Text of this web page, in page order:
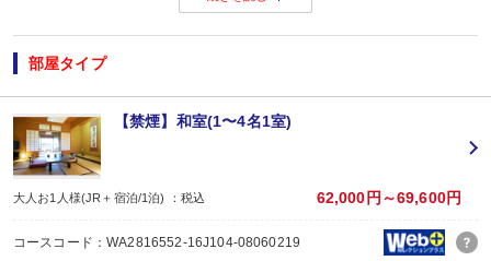
旅行の移動で排出されるCO2を埋め合わせ（オフセット）出来る仕組みとなっ
※カーボン・オフセットについて、詳しくはこちらをご覧ください。
◆ ◇ ◆ ◇ ◆ ◇ ◆ ◇ ◆
【連泊がお得♪】
２泊以上でお申し込みできる、お得なプランです。
※１泊でのご予約はできません
※すべての宿泊日が同一条件となります。
【おたのしみメニュー】
・貸切風呂45分1,000円でご利用ＯＫ
（通常45分2,000円／チェックイン時先
・誕生日又は賀寿の方はケーキと記念写真付。結婚記念日の方はリキュール酒
※記念日前後二週間が宿泊期間中に含まれる場合に限ります。証明できるも
部屋タイプ
【禁煙】和室(1〜4名1室)
大人お1人様(JR＋宿泊/1泊) ：税込 62,000円～69,600円
コースコード：WA2816552-16J104-08060219